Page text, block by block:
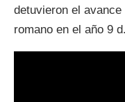
detuvieron el
romano en el año 9